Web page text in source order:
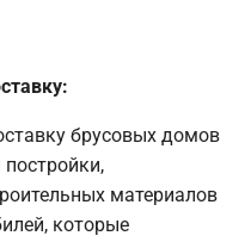
брусовых домов
материалов
которые